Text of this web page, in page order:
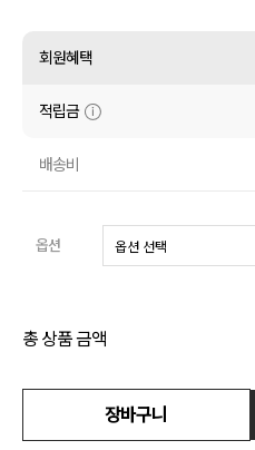
셔츠
원피스
니트
회원혜택
적립금
배송비
옵션
총 상품 금액
장바구니